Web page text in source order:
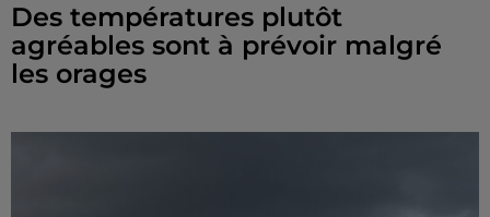
Des températures plutôt
agréables sont à prévoir malgré
les orages